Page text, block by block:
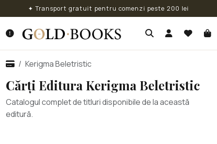
✦ Transport gratuit pentru comenzi peste 200 lei
Kerigma Beletristic
Cărți Editura Kerigma Beletristic
Catalogul complet de titluri disponibile de la această
editură.